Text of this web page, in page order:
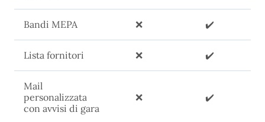
Bandi MEPA ❌ ✔️
Lista fornitori ❌ ✔️
Mail
personalizzata
con avvisi di gara
❌ ✔️